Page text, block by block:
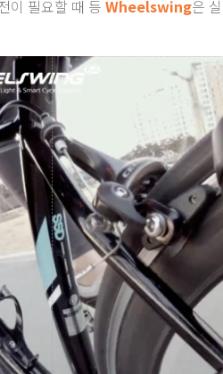
이 필요할 때 등 Wheelswing은